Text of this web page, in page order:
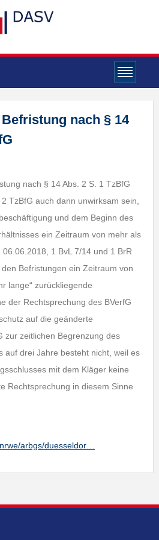
nach § 14
nach § 14 Abs. 2 S. 1 TzBfG
TzBfG auch dann unwirksam sein,
und dem Beginn des
ein Zeitraum von mehr als
1 BvL 7/14 und 1 BrR
Befristungen ein Zeitraum von
lange“ zurückliegende
der Rechtsprechung des BVerfG
auf die geänderte
zur zeitlichen Begrenzung des
auf drei Jahre besteht nicht, weil es
mit dem Kläger keine
Rechtsprechung in diesem Sinne
arbgs/duesseldor…